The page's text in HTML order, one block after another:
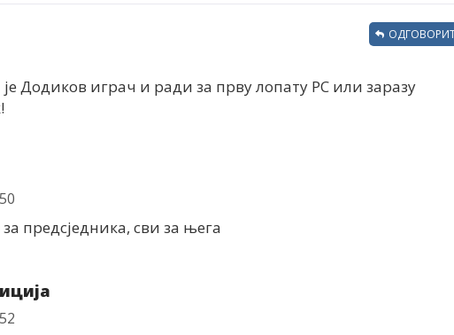
је Додиков играч и ради за прву лопату РС или заразу
за предсједника, сви за њега